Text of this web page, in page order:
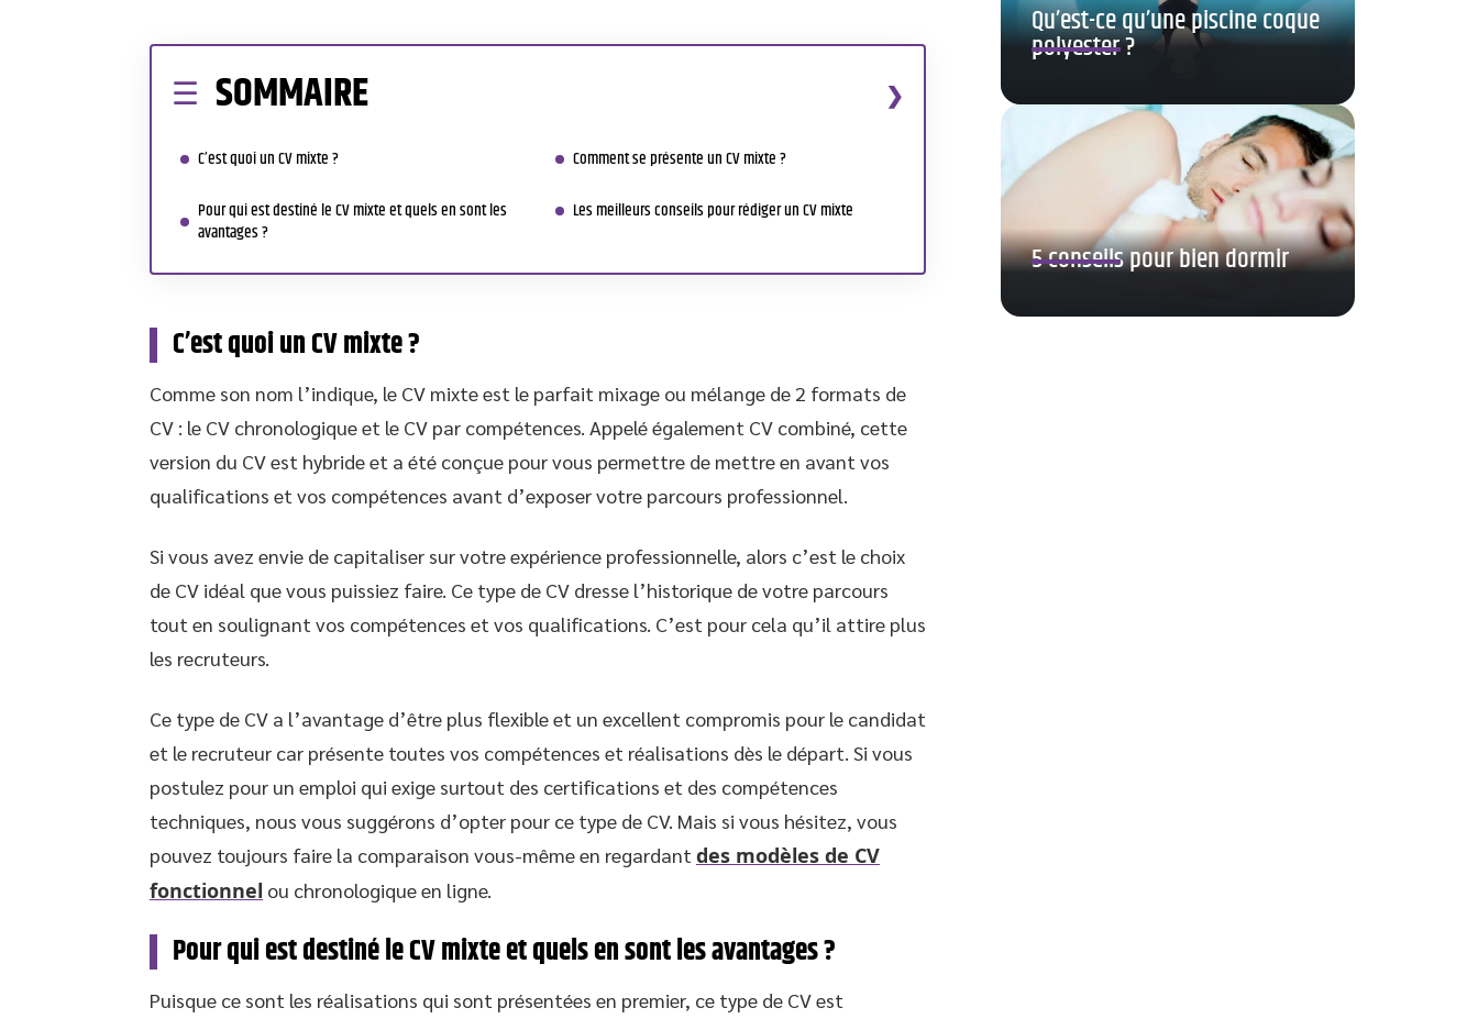
SOMMAIRE
C’est quoi un CV mixte ?
Pour qui est destiné le CV mixte et quels en sont les
avantages ?
Comment se présente un CV mixte ?
Les meilleurs conseils pour rédiger un CV mixte
C’est quoi un CV mixte ?
Comme son nom l’indique, le CV mixte est le parfait mixage ou mélange de 2 formats de
CV : le CV chronologique et le CV par compétences. Appelé également CV combiné, cette
version du CV est hybride et a été conçue pour vous permettre de mettre en avant vos
qualifications et vos compétences avant d’exposer votre parcours professionnel.
Si vous avez envie de capitaliser sur votre expérience professionnelle, alors c’est le choix
de CV idéal que vous puissiez faire. Ce type de CV dresse l’historique de votre parcours
tout en soulignant vos compétences et vos qualifications. C’est pour cela qu’il attire plus
les recruteurs.
Ce type de CV a l’avantage d’être plus flexible et un excellent compromis pour le candidat
et le recruteur car présente toutes vos compétences et réalisations dès le départ. Si vous
postulez pour un emploi qui exige surtout des certifications et des compétences
techniques, nous vous suggérons d’opter pour ce type de CV. Mais si vous hésitez, vous
pouvez toujours faire la comparaison vous-même en regardant des modèles de CV
fonctionnel ou chronologique en ligne.
Pour qui est destiné le CV mixte et quels en sont les avantages ?
Puisque ce sont les réalisations qui sont présentées en premier, ce type de CV est
Qu’est-ce qu’une piscine coque
polyester ?
5 conseils pour bien dormir